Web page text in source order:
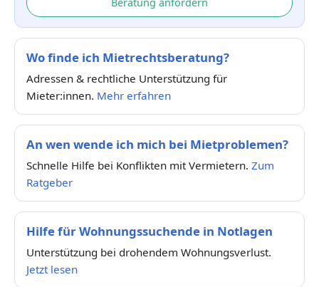
Wo finde ich Mietrechtsberatung?
Adressen & rechtliche Unterstützung für
Mieter:innen. Mehr erfahren
An wen wende ich mich bei Mietproblemen?
Schnelle Hilfe bei Konflikten mit Vermietern. Zum
Ratgeber
Hilfe für Wohnungssuchende in Notlagen
Unterstützung bei drohendem Wohnungsverlust.
Jetzt lesen